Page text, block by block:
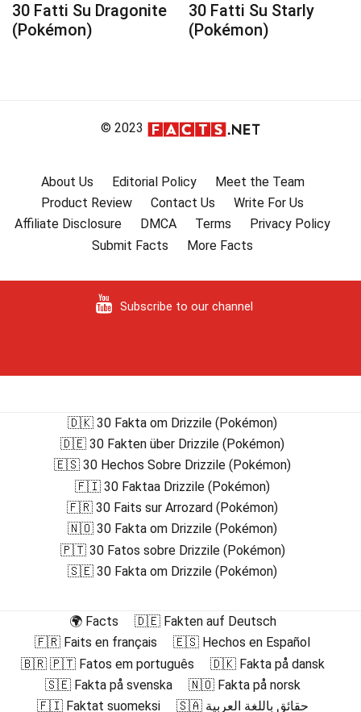
30 Fatti Su Dragonite
(Pokémon)
30 Fatti Su Starly
(Pokémon)
© 2023
About Us Editorial Policy
Meet the Team
Product Review
Contact Us
Write For Us
Affiliate Disclosure
DMCA Terms
Privacy Policy
Submit Facts
More Facts
Subscribe to our channel
🇩🇰 30 Fakta om Drizzile (Pokémon)
🇩🇪 30 Fakten über Drizzile (Pokémon)
🇪🇸 30 Hechos Sobre Drizzile (Pokémon)
🇫🇮 30 Faktaa Drizzile (Pokémon)
🇫🇷 30 Faits sur Arrozard (Pokémon)
🇳🇴 30 Fakta om Drizzile (Pokémon)
🇵🇹 30 Fatos sobre Drizzile (Pokémon)
🇸🇪 30 Fakta om Drizzile (Pokémon)
🌍 Facts
🇩🇪 Fakten auf Deutsch
🇫🇷 Faits en français
🇪🇸 Hechos en Español
🇧🇷 🇵🇹 Fatos em português
🇩🇰 Fakta på dansk
🇸🇪 Fakta på svenska
🇳🇴 Fakta på norsk
🇫🇮 Faktat suomeksi
🇸🇦 حقائق باللغة العربية